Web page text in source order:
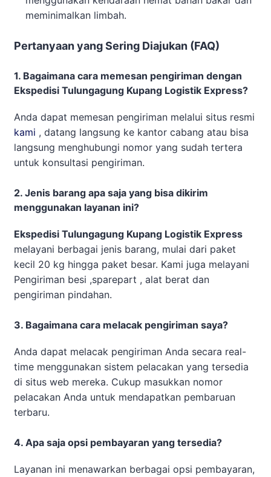
meminimalkan limbah.
Pertanyaan yang Sering Diajukan (FAQ)
1. Bagaimana cara memesan pengiriman dengan
Ekspedisi Tulungagung Kupang Logistik Express?
Anda dapat memesan pengiriman melalui situs resmi
kami , datang langsung ke kantor cabang atau bisa
langsung menghubungi nomor yang sudah tertera
untuk konsultasi pengiriman.
2. Jenis barang apa saja yang bisa dikirim
menggunakan layanan ini?
Ekspedisi Tulungagung Kupang Logistik Express
melayani berbagai jenis barang, mulai dari paket
kecil 20 kg hingga paket besar. Kami juga melayani
Pengiriman besi ,sparepart , alat berat dan
pengiriman pindahan.
3. Bagaimana cara melacak pengiriman saya?
Anda dapat melacak pengiriman Anda secara real-
time menggunakan sistem pelacakan yang tersedia
di situs web mereka. Cukup masukkan nomor
pelacakan Anda untuk mendapatkan pembaruan
terbaru.
4. Apa saja opsi pembayaran yang tersedia?
Layanan ini menawarkan berbagai opsi pembayaran,